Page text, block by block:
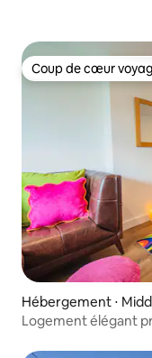
Coup de cœur
Coup de cœur
Hébergement ⋅
Logement élégant